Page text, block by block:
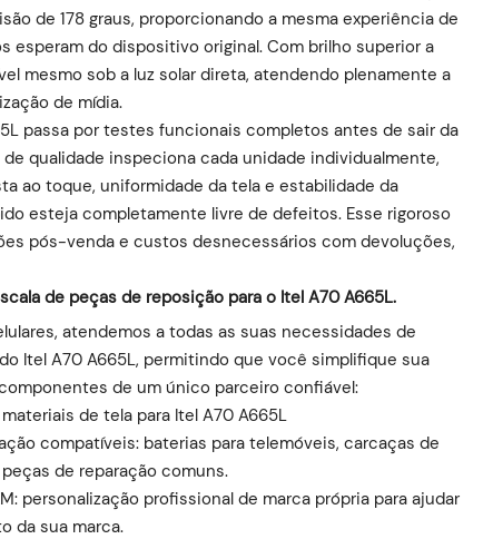
de 178 graus, proporcionando a mesma experiência de
esperam do dispositivo original. Com brilho superior a
mesmo sob a luz solar direta, atendendo plenamente a
de mídia.
passa por testes funcionais completos antes de sair da
qualidade inspeciona cada unidade individualmente,
ao toque, uniformidade da tela e estabilidade da
esteja completamente livre de defeitos. Esse rigoroso
pós-venda e custos desnecessários com devoluções,
de peças de reposição para o Itel A70 A665L.
atendemos a todas as suas necessidades de
Itel A70 A665L, permitindo que você simplifique sua
de um único parceiro confiável:
de tela para Itel A70 A665L
compatíveis: baterias para telemóveis, carcaças de
de reparação comuns.
personalização profissional de marca própria para ajudar
da sua marca.